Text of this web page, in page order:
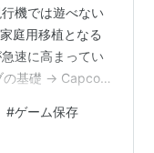
機では遊べない
庭用移植となる
速に高まってい
の基礎 → Capcom
PS2レトロアー
して今後の展望
#ゲーム保存